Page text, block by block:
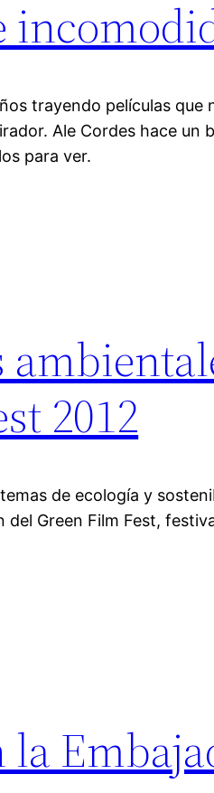
trayendo películas que
Ale Cordes hace un
para ver.
2012
de ecología y
Green Film Fest,